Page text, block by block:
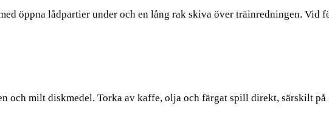
öppna lådpartier under och en lång rak skiva över träinredningen. Vid
och milt diskmedel. Torka av kaffe, olja och färgat spill direkt, särskilt